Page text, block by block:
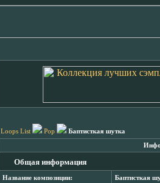
Loops List Pop Баптисткая шутка
Общая информация
Название композиции: Баптисткая